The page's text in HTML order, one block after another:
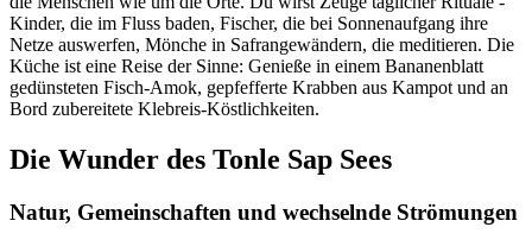
Kinder, die im Fluss baden, Fischer, die bei Sonnenaufgang ihre
Netze auswerfen, Mönche in Safrangewändern, die meditieren. Die
Küche ist eine Reise der Sinne: Genieße in einem Bananenblatt
gedünsteten Fisch-Amok, gepfefferte Krabben aus Kampot und an
Bord zubereitete Klebreis-Köstlichkeiten.
Die Wunder des Tonle Sap Sees
Natur, Gemeinschaften und wechselnde Strömungen